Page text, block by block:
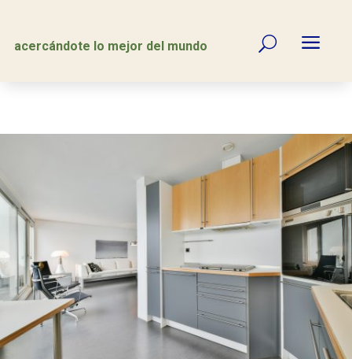
acercándote lo mejor del mundo U a